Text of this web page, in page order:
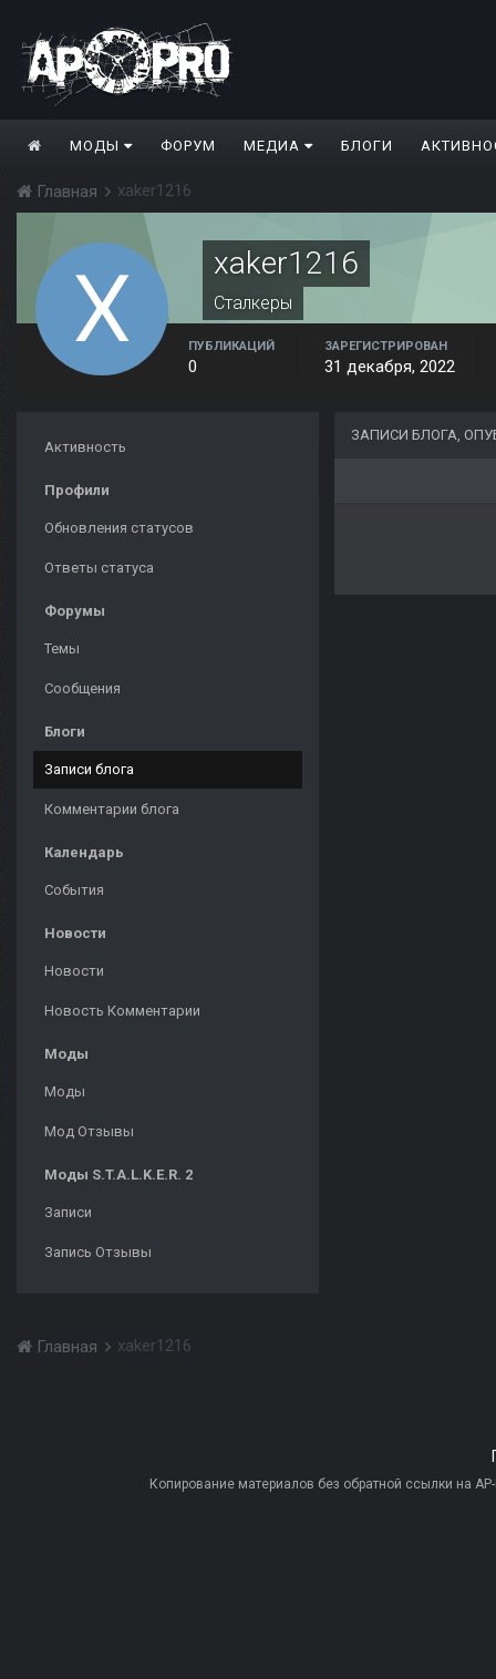
МОДЫ ФОРУМ МЕДИА БЛОГИ
Главная xaker1216
xaker1216
Сталкеры
ПУБЛИКАЦИЙ
0
ЗАРЕГИСТРИРОВАН
31 декабря, 2022
Активность
Профили
Обновления статусов
Ответы статуса
Форумы
Темы
Сообщения
Блоги
Записи блога
Комментарии блога
Календарь
События
Новости
Новости
Новость Комментарии
Моды
Моды
Мод Отзывы
Моды S.T.A.L.K.E.R. 2
Записи
Запись Отзывы
ЗАПИСИ БЛОГА,
Главная xaker1216
Копирование материалов без обратной ссылки на